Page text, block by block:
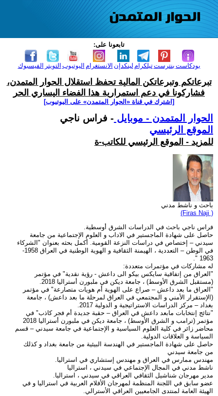
تابعونا على:
الفيسبوك التويتر اليوتيوب الانستغرام لينكدإن تيلكرامبنترست بودكاست
تبرعاتكم وتبرعاتكن المالية تحفظ استقلال الحوار المتمدن،
فشاركونا في دعم استمرارية هذا الفضاء اليساري الحر
[اشترك في قناة ‫«الحوار المتمدن» على اليوتيوب]
الحوار المتمدن - موبايل - فراس ناجي
الموقع الرئيسي
للمزيد - الموقع الرئيسي للكاتب-ة
باحث و ناشط مدني
(Firas Naji )
فراس ناجي باحث في الدراسات الشرق أوسطية.
حاصل على شهادة الماجستير في الاداب و العلوم الإجتماعية من جامعة
سيدني – إختصاص في دراسات النزعة القومية. أكمل بحثه بعنوان "الشركاء
في الوطن – التعددية ، الهيمنة الثقافية و الهوية الوطنية في العراق 1958-
1963 ".
له مشاركات في مؤتمرات متعددة:
"العراق من إتفاقية سايكس بيكو الى داعش - رؤية نقدية" في مؤتمر
(مستقبل الشرق الأوسط) ، جامعة ديكن في ملبورن أستراليا 2018.
"العراق ما بعد داعش – صراع على الهوية أم هويات متصارعة" في مؤتمر
(الإستقرار الأمني و المجتمعي في العراق لمرحلة ما بعد داعش) ، جامعة
بغداد – مركز الدراسات الاستراتيجية و الدولية 2017.
"نتائج إنتخابات مابعد داعش قي العراق – حقبة جديدة أم فجر كاذب" في
مؤتمر (ترامب و الشرق الأوسط) ، جامعة ديكن في ملبورن أستراليا 2018
محاضر زائر في كلية العلوم السياسية و الإجتماعية في جامعة سيدني – قسم
السياسة و العلاقات الدولية.
حاصل على شهادة الماجستير في الهندسة البيئية من جامعة بغداد و كذلك
من جامعة سيدني
مهندس ممارس في العراق و مهندس إستشاري في استراليا.
ناشط مدني في المجال الإجتماعي في سيدني ، استراليا
مدير مهرجان شناشيل الثقافي العراقي في سيدني ، استراليا.
عضو سابق في اللجنة المنظمة لمهرجان الأفلام العربية في استراليا و في
الهيئة العامة لمنتدى الجامعيين العراقي الأسترالي.